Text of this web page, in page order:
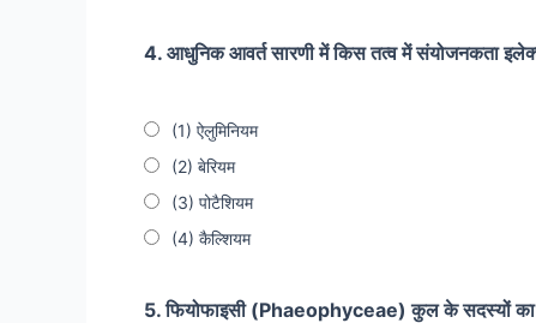
4. आधुनिक आवर्त सारणी में किस तत्व में संयोजनकता
(1) ऐलुमिनियम
(2) बेरियम
(3) पोटैशियम
(4) कैल्शियम
5. फियोफाइसी (Phaeophyceae) कुल के सदस्यों का